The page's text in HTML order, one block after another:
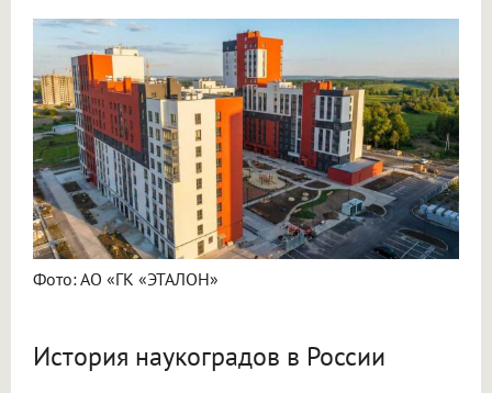
Фото: АО «ГК «ЭТАЛОН»
История наукоградов в России